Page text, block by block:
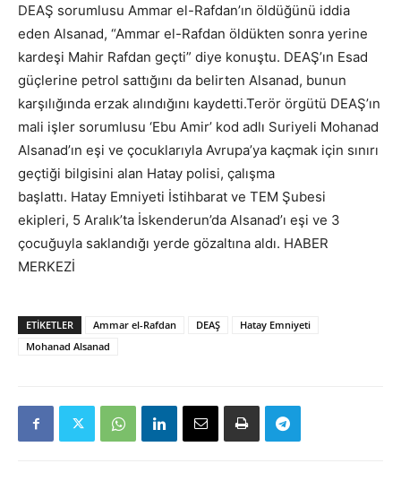
DEAŞ sorumlusu Ammar el-Rafdan’ın öldüğünü iddia
eden Alsanad, “Ammar el-Rafdan öldükten sonra yerine
kardeşi Mahir Rafdan geçti” diye konuştu. DEAŞ’ın Esad
güçlerine petrol sattığını da belirten Alsanad, bunun
karşılığında erzak alındığını kaydetti.Terör örgütü DEAŞ’ın
mali işler sorumlusu ‘Ebu Amir’ kod adlı Suriyeli Mohanad
Alsanad’ın eşi ve çocuklarıyla Avrupa’ya kaçmak için sınırı
geçtiği bilgisini alan Hatay polisi, çalışma
başlattı. Hatay Emniyeti İstihbarat ve TEM Şubesi
ekipleri, 5 Aralık’ta İskenderun’da Alsanad’ı eşi ve 3
çocuğuyla saklandığı yerde gözaltına aldı. HABER
MERKEZİ
ETIKETLER Ammar el-Rafdan DEAŞ
Hatay Emniyeti
Mohanad Alsanad